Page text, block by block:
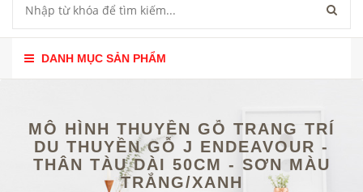
DANH MỤC SẢN PHẨM
MÔ HÌNH THUYỀN GỖ TRANG TRÍ
DU THUYỀN GỖ J ENDEAVOUR -
THÂN TÀU DÀI 50CM - SƠN MÀU
TRẮNG/XANH